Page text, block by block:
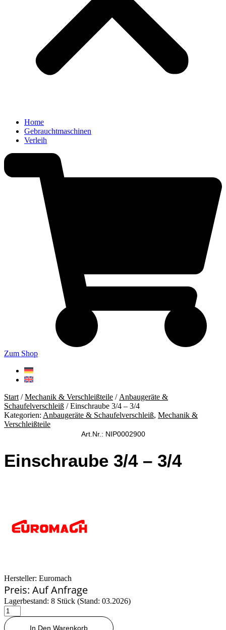
Home
Gebrauchtmaschinen
Verleih
Zum Shop
Start /Mechanik & Verschleißteile / Anbaugeräte &
Schaufelverschleiß / Einschraube 3/4 – 3/4
Kategorien: Anbaugeräte & Schaufelverschleiß, Mechanik &
Verschleißteile
Art.Nr.: NIP0002900
Einschraube 3/4 – 3/4
Hersteller: Euromach
Preis: Auf Anfrage
Lagerbestand: 8 Stück (Stand: 03.2026)
Einschraube
3/4
-
In Den Warenkorb